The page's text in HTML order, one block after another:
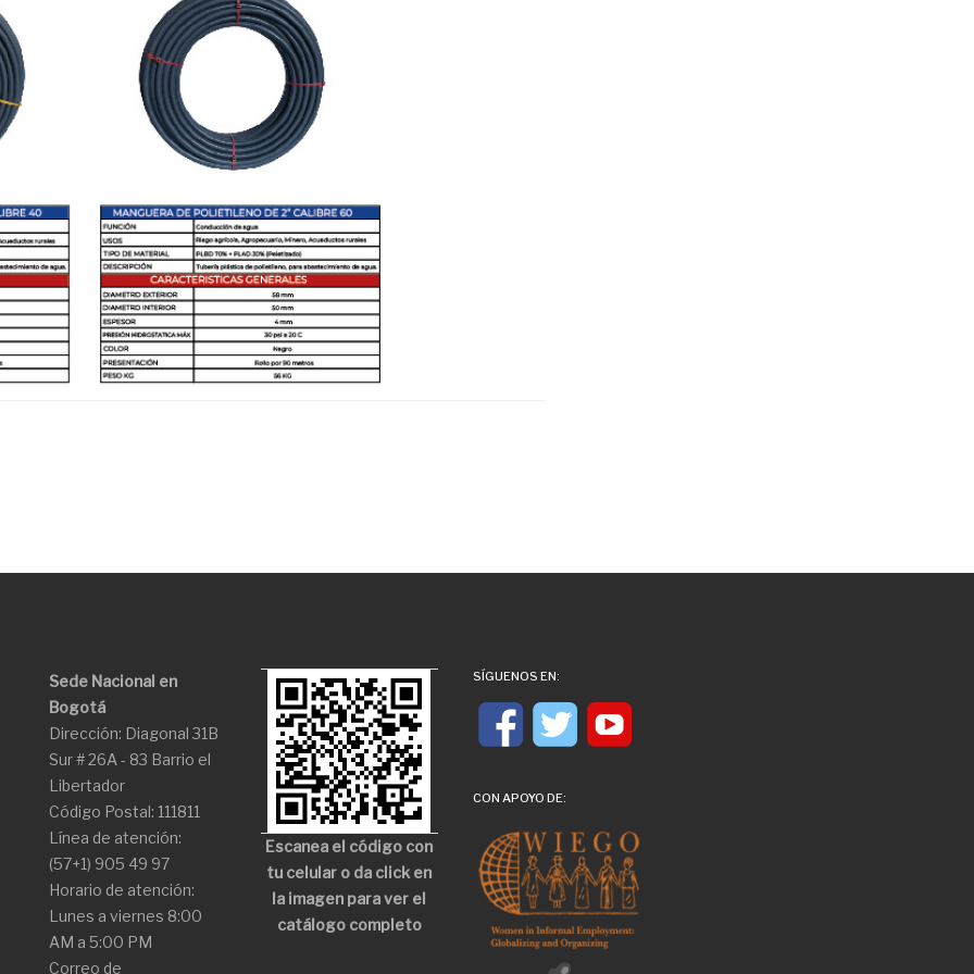
Sede Nacional en
Bogotá
Dirección: Diagonal 31B
Sur # 26A - 83 Barrio el
Libertador
Código Postal: 111811
Línea de atención:
(57+1) 905 49 97
Horario de atención:
Lunes a viernes 8:00
AM a 5:00 PM
Correo de
Escanea el código con
tu celular o da click en
la imagen para ver el
catálogo completo
SÍGUENOS EN:
CON APOYO DE: